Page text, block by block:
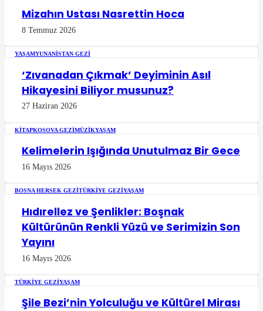
Mizahın Ustası Nasrettin Hoca
8 Temmuz 2026
YAŞAMYUNANISTAN GEZI
‘Zıvanadan Çıkmak’ Deyiminin Asıl
Hikayesini Biliyor musunuz?
27 Haziran 2026
KITAPKOSOVA GEZIMÜZIKYAŞAM
Kelimelerin Işığında Unutulmaz Bir Gece
16 Mayıs 2026
BOSNA HERSEK GEZITÜRKIYE GEZIYAŞAM
Hıdırellez ve Şenlikler: Boşnak
Kültürünün Renkli Yüzü ve Serimizin Son
Yayını
16 Mayıs 2026
TÜRKIYE GEZIYAŞAM
Şile Bezi’nin Yolculuğu ve Kültürel Mirası